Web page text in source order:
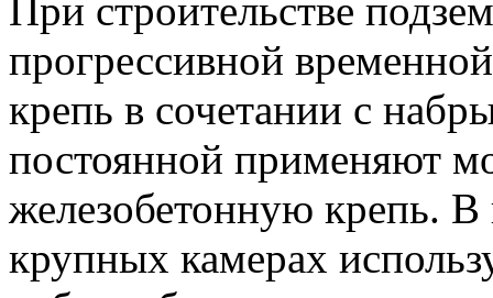
При строительстве
прогрессивной
крепь в сочетании с
постоянной применяют
железобетонную крепь. В
крупных камерах